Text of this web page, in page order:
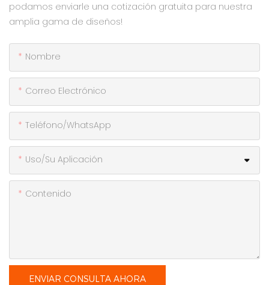
podamos enviarle una cotización gratuita para nuestra
amplia gama de diseños!
Nombre
Correo Electrónico
Teléfono/WhatsApp
Uso/Su Aplicación
Contenido
ENVIAR CONSULTA AHORA